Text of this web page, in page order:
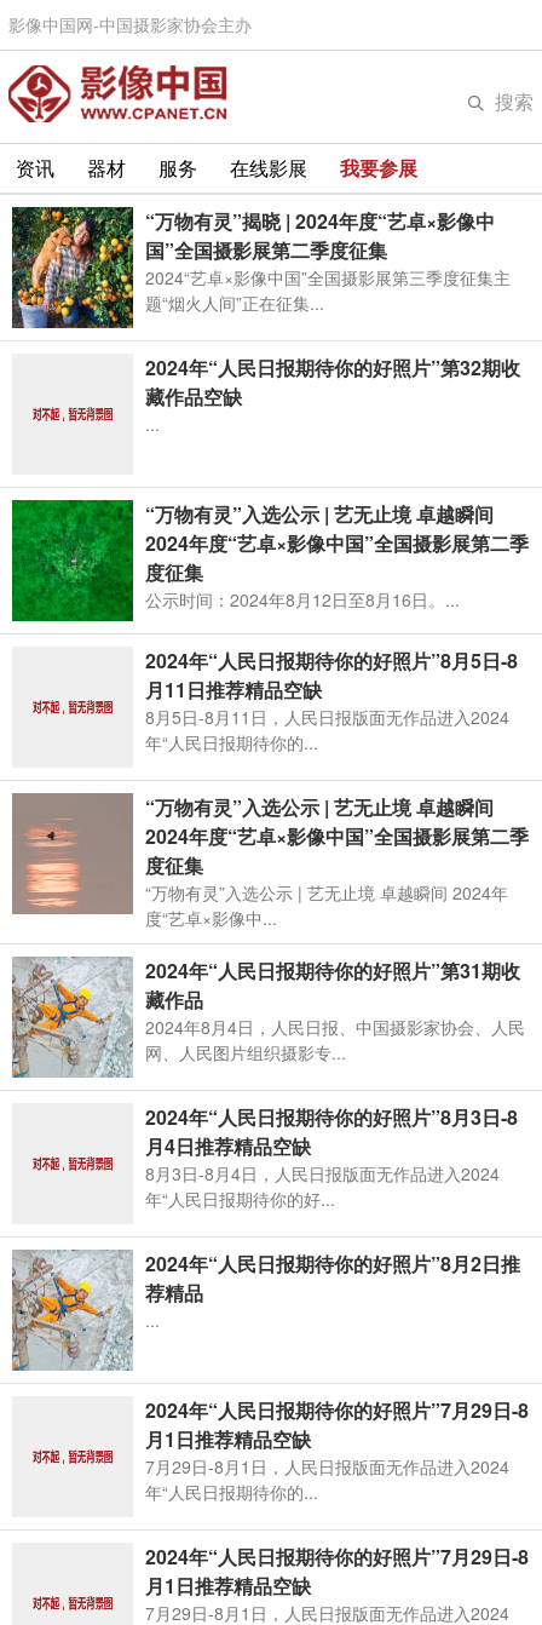
影像中国网-中国摄影家协会主办
搜索
资讯 器材 服务 在线影展
我要参展
“万物有灵”​揭晓 | 2024年度“艺卓×影像中
国”全国摄影展第二季度征集
2024“艺卓×影像中国”全国摄影展第三季度征集主
题“烟火人间”正在征集...
2024年“人民日报期待你的好照片”第32期收
藏作品空缺
...
“万物有灵”入选公示 | 艺无止境 卓越瞬间
2024年度“艺卓×影像中国”全国摄影展第二季
度征集
公示时间：2024年8月12日至8月16日。...
2024年“人民日报期待你的好照片”8月5日-8
月11日推荐精品空缺
8月5日-8月11日，人民日报版面无作品进入2024
年“人民日报期待你的...
“万物有灵”入选公示 | 艺无止境 卓越瞬间
2024年度“艺卓×影像中国”全国摄影展第二季
度征集
“万物有灵”入选公示 | 艺无止境 卓越瞬间 2024年
度“艺卓×影像中...
2024年“人民日报期待你的好照片”第31期收
藏作品
2024年8月4日，人民日报、中国摄影家协会、人民
网、人民图片组织摄影专...
2024年“人民日报期待你的好照片”8月3日-8
月4日推荐精品空缺
8月3日-8月4日，人民日报版面无作品进入2024
年“人民日报期待你的好...
2024年“人民日报期待你的好照片”8月2日推
荐精品
...
2024年“人民日报期待你的好照片”7月29日-8
月1日推荐精品空缺
7月29日-8月1日，人民日报版面无作品进入2024
年“人民日报期待你的...
2024年“人民日报期待你的好照片”7月29日-8
月1日推荐精品空缺
7月29日-8月1日，人民日报版面无作品进入2024